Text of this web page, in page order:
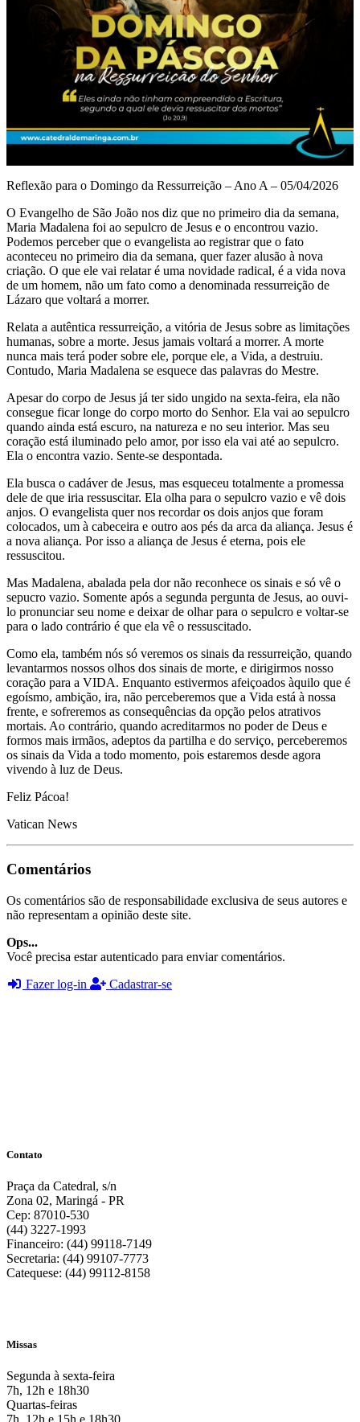
Reflexão para o Domingo da Ressurreição – Ano A – 05/04/2026
O Evangelho de São João nos diz que no primeiro dia da semana,
Maria Madalena foi ao sepulcro de Jesus e o encontrou vazio.
Podemos perceber que o evangelista ao registrar que o fato
aconteceu no primeiro dia da semana, quer fazer alusão à nova
criação. O que ele vai relatar é uma novidade radical, é a vida nova
de um homem, não um fato como a denominada ressurreição de
Lázaro que voltará a morrer.
Relata a autêntica ressurreição, a vitória de Jesus sobre as limitações
humanas, sobre a morte. Jesus jamais voltará a morrer. A morte
nunca mais terá poder sobre ele, porque ele, a Vida, a destruiu.
Contudo, Maria Madalena se esquece das palavras do Mestre.
Apesar do corpo de Jesus já ter sido ungido na sexta-feira, ela não
consegue ficar longe do corpo morto do Senhor. Ela vai ao sepulcro
quando ainda está escuro, na natureza e no seu interior. Mas seu
coração está iluminado pelo amor, por isso ela vai até ao sepulcro.
Ela o encontra vazio. Sente-se despontada.
Ela busca o cadáver de Jesus, mas esqueceu totalmente a promessa
dele de que iria ressuscitar. Ela olha para o sepulcro vazio e vê dois
anjos. O evangelista quer nos recordar os dois anjos que foram
colocados, um à cabeceira e outro aos pés da arca da aliança. Jesus é
a nova aliança. Por isso a aliança de Jesus é eterna, pois ele
ressuscitou.
Mas Madalena, abalada pela dor não reconhece os sinais e só vê o
sepucro vazio. Somente após a segunda pergunta de Jesus, ao ouvi-
lo pronunciar seu nome e deixar de olhar para o sepulcro e voltar-se
para o lado contrário é que ela vê o ressuscitado.
Como ela, também nós só veremos os sinais da ressurreição, quando
levantarmos nossos olhos dos sinais de morte, e dirigirmos nosso
coração para a VIDA. Enquanto estivermos afeiçoados àquilo que é
egoísmo, ambição, ira, não perceberemos que a Vida está à nossa
frente, e sofreremos as consequências da opção pelos atrativos
mortais. Ao contrário, quando acreditarmos no poder de Deus e
formos mais irmãos, adeptos da partilha e do serviço, perceberemos
os sinais da Vida a todo momento, pois estaremos desde agora
vivendo à luz de Deus.
Feliz Pácoa!
Vatican News
Comentários
Os comentários são de responsabilidade exclusiva de seus autores e
não representam a opinião deste site.
Ops...
Você precisa estar autenticado para enviar comentários.
Fazer log-in
Cadastrar-se
Contato
Praça da Catedral, s/n
Zona 02, Maringá - PR
Cep: 87010-530
(44) 3227-1993
Financeiro: (44) 99118-7149
Secretaria: (44) 99107-7773
Catequese: (44) 99112-8158
Missas
Segunda à sexta-feira
7h, 12h e 18h30
Quartas-feiras